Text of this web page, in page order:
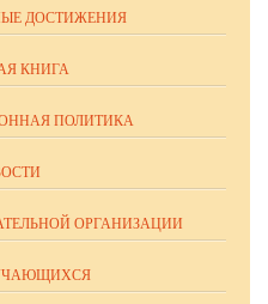
ДОСТИЖЕНИЯ
КНИГА
ПОЛИТИКА
ОРГАНИЗАЦИИ